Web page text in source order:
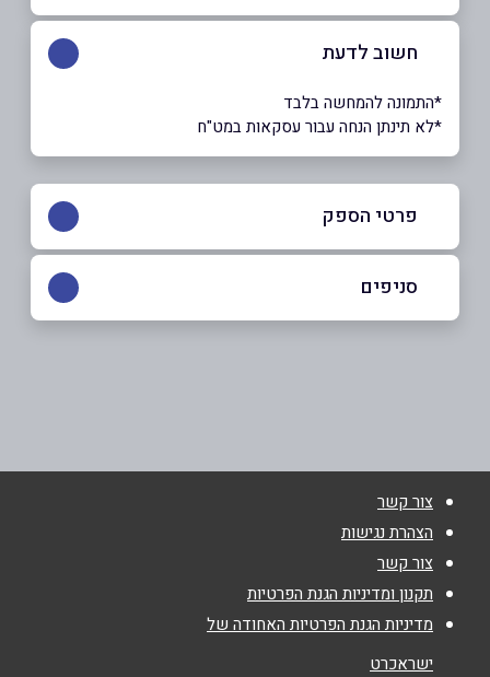
חשוב לדעת
*התמונה להמחשה בלבד
*לא תינתן הנחה עבור עסקאות במט"ח
פרטי הספק
נושא*
אנא חזרו אלי בקשר ל...
סניפים
צור קשר
הצהרת נגישות
צור קשר
תקנון ומדיניות הגנת הפרטיות
מדיניות הגנת הפרטיות האחודה של
ישראכרט